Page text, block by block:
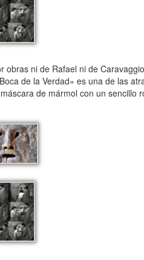
ni de Rafael ni de
de la Verdad» es una de las
de mármol con un sencillo